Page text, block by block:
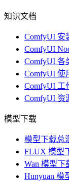
知识文档
ComfyUI 安
ComfyUI
ComfyUI 各
ComfyUI 使
ComfyUI 工
ComfyUI 资
模型下载
模型下载总
FLUX 模型
Wan 模型下
Hunyuan 模